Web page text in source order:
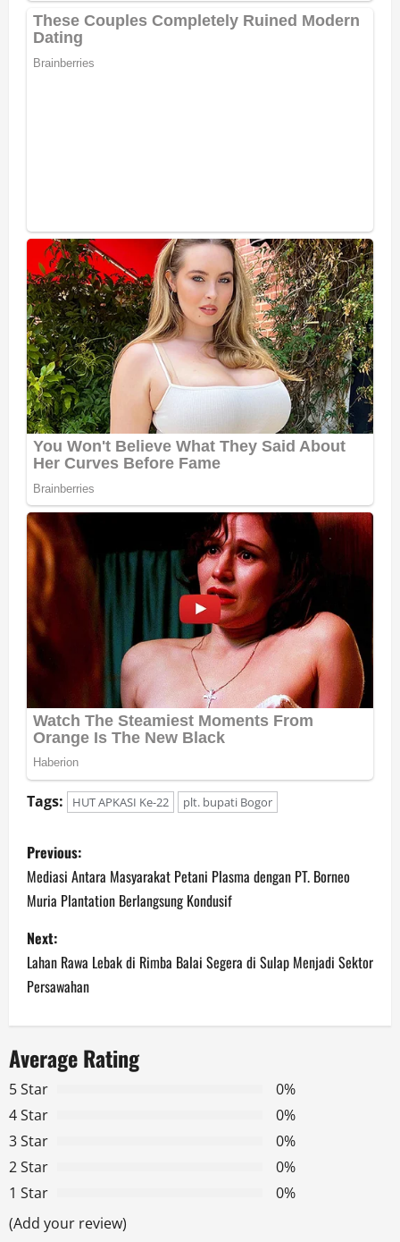
Tags: HUT APKASI Ke-22 plt. bupati Bogor
P
o
s
t
n
a
v
i
g
a
t
Previous:
Mediasi Antara Masyarakat Petani Plasma dengan PT. Borneo
Muria Plantation Berlangsung Kondusif
Next:
Lahan Rawa Lebak di Rimba Balai Segera di Sulap Menjadi Sektor
Persawahan
Average Rating
5 Star
0%
4 Star
0%
3 Star
0%
2 Star
0%
1 Star
0%
(Add your review)